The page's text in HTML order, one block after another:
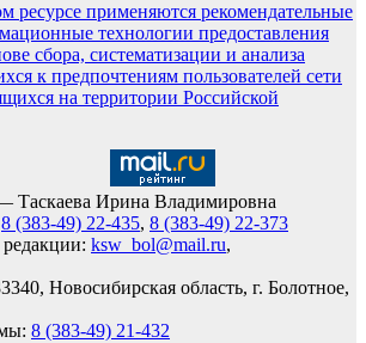
ресурсе применяются рекомендательные
технологии предоставления
сбора, систематизации и анализа
к предпочтениям пользователей сети
на территории Российской
Таскаева Ирина Владимировна
8 (383-49) 22-435, 8 (383-49) 22-373
ksw_bol@mail.ru,
Новосибирская область, г. Болотное,
8 (383-49) 21-432